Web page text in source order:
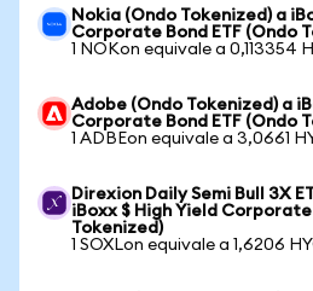
Nokia (Ondo Tokenized) a
Corporate Bond ETF (Ondo
1 NOKon equivale a 0,113354
Adobe (Ondo Tokenized) a
Corporate Bond ETF (Ondo
1 ADBEon equivale a 3,0661
Direxion Daily Semi Bull 3X
iBoxx $ High Yield Corporate
Tokenized)
1 SOXLon equivale a 1,6206